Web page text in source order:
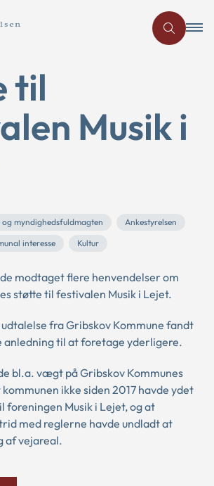
til
Musik i
myndighedsfuldmagten
Ankestyrelsen
interesse Kultur
modtaget flere henvendelser om
støtte til festivalen Musik i Lejet.
fra Gribskov Kommune fandt
anledning til at foretage yderligere.
bl.a. vægt på Gribskov Kommunes
ikke siden 2017 havde ydet
foreningen Musik i Lejet, og at
med reglerne havde undladt at
af vejareal.